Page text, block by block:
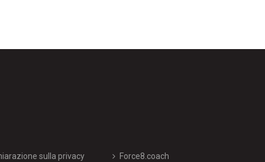
sulla privacy Force8.coach